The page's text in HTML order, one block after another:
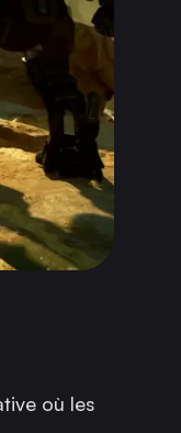
où les